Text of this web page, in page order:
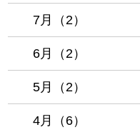
7月（2）
6月（2）
5月（2）
4月（6）